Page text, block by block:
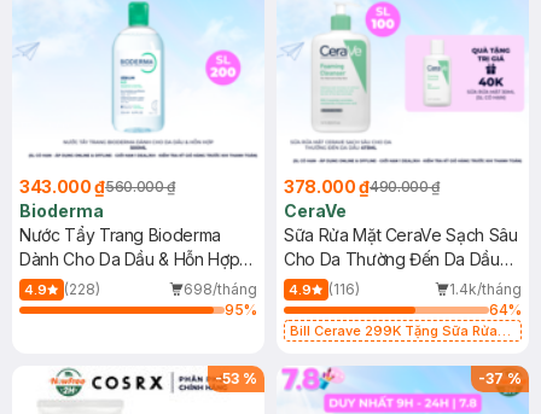
343.000 ₫560.000 ₫
Bioderma
Nước Tẩy Trang Bioderma
Dành Cho Da Dầu & Hỗn Hợp
500ml
4.9 (228)
698/tháng
95%
378.000 ₫490.000 ₫
CeraVe
Sữa Rửa Mặt CeraVe Sạch Sâu
Cho Da Thường Đến Da Dầu
473ml
4.9 (116)
1.4k/tháng
64%
Bill Cerave 299K Tặng Sữa Rửa
-53 % -37%